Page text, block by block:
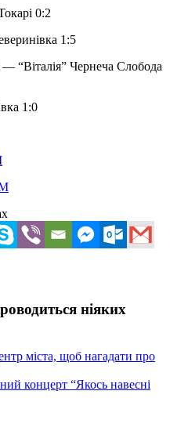
0:2
1:5
“Віталія” Чернеча Слобода
1:0
ніяких
міста, щоб нагадати про
концерт “Якось навесні